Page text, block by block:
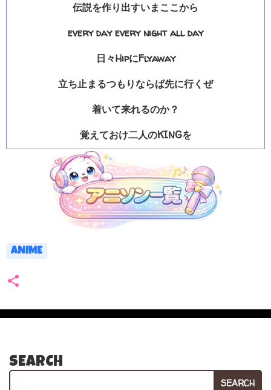
伝説を作り出すいまここから
every day every night all day
日々HipにFlyaway
立ち止まるつもりならば先に行くぜ
着いて来れるのか？
覚えておけ二人のKINGを
ANIME
SEARCH
SEARCH